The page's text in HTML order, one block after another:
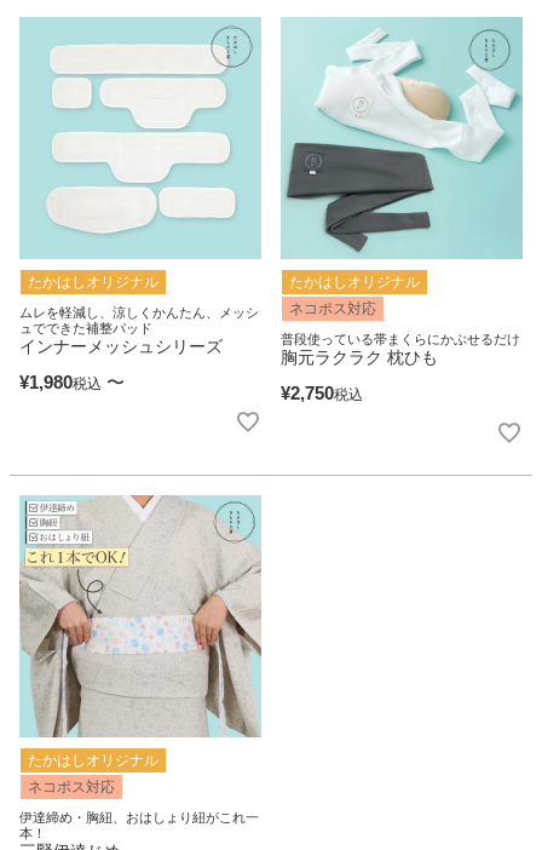
たかはしオリジナル
ムレを軽減し、涼しくかんたん、メッシ
ュでできた補整パッド
インナーメッシュシリーズ
¥1,980税込 〜
たかはしオリジナル
ネコポス対応
普段使っている帯まくらにかぶせるだけ
胸元ラクラク 枕ひも
¥2,750税込
たかはしオリジナル
ネコポス対応
伊達締め・胸紐、おはしょり紐がこれ一
本！